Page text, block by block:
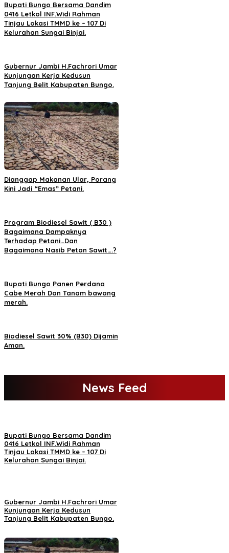
Bupati Bungo Bersama Dandim
0416 Letkol INF.Widi Rahman
Tinjau Lokasi TMMD ke – 107 Di
Kelurahan Sungai Binjai.
Gubernur Jambi H.Fachrori Umar
Kunjungan Kerja Kedusun
Tanjung Belit Kabupaten Bungo.
Dianggap Makanan Ular, Porang
Kini Jadi “Emas” Petani.
Program Biodiesel Sawit ( B30 )
Bagaimana Dampaknya
Terhadap Petani…Dan
Bagaimana Nasib Petan Sawit….?
Bupati Bungo Panen Perdana
Cabe Merah Dan Tanam bawang
merah.
Biodiesel Sawit 30% (B30) Dijamin
Aman.
News Feed
Bupati Bungo Bersama Dandim
0416 Letkol INF.Widi Rahman
Tinjau Lokasi TMMD ke – 107 Di
Kelurahan Sungai Binjai.
Gubernur Jambi H.Fachrori Umar
Kunjungan Kerja Kedusun
Tanjung Belit Kabupaten Bungo.